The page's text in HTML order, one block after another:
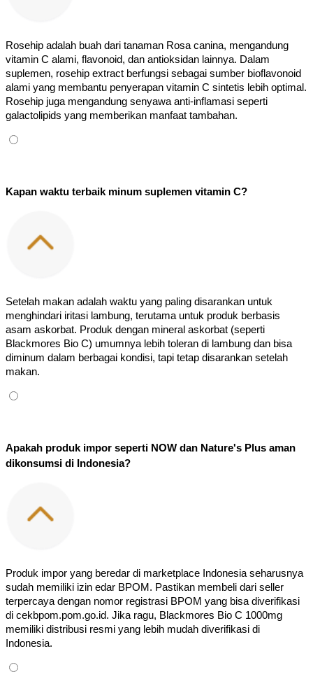
Rosehip adalah buah dari tanaman Rosa canina, mengandung
vitamin C alami, flavonoid, dan antioksidan lainnya. Dalam
suplemen, rosehip extract berfungsi sebagai sumber bioflavonoid
alami yang membantu penyerapan vitamin C sintetis lebih optimal.
Rosehip juga mengandung senyawa anti-inflamasi seperti
galactolipids yang memberikan manfaat tambahan.
Kapan waktu terbaik minum suplemen vitamin C?
Setelah makan adalah waktu yang paling disarankan untuk
menghindari iritasi lambung, terutama untuk produk berbasis
asam askorbat. Produk dengan mineral askorbat (seperti
Blackmores Bio C) umumnya lebih toleran di lambung dan bisa
diminum dalam berbagai kondisi, tapi tetap disarankan setelah
makan.
Apakah produk impor seperti NOW dan Nature's Plus aman
dikonsumsi di Indonesia?
Produk impor yang beredar di marketplace Indonesia seharusnya
sudah memiliki izin edar BPOM. Pastikan membeli dari seller
terpercaya dengan nomor registrasi BPOM yang bisa diverifikasi
di cekbpom.pom.go.id. Jika ragu, Blackmores Bio C 1000mg
memiliki distribusi resmi yang lebih mudah diverifikasi di
Indonesia.